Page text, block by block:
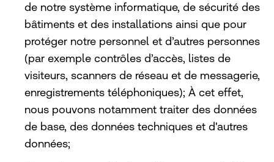
de notre système informatique, de sécurité des
bâtiments et des installations ainsi que pour
protéger notre personnel et d’autres personnes
(par exemple contrôles d’accès, listes de
visiteurs, scanners de réseau et de messagerie,
enregistrements téléphoniques); À cet effet,
nous pouvons notamment traiter des données
de base, des données techniques et d'autres
données;